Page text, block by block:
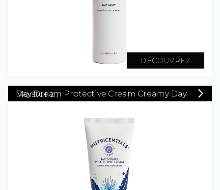
DÉCOUVREZ
Day Dream Protective Cream Creamy Day Moisturiz...